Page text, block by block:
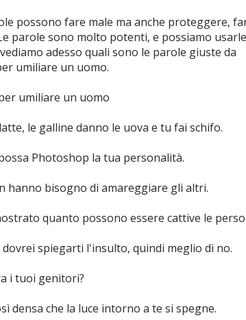
possono fare male ma anche proteggere,
parole sono molto potenti, e possiamo usarle
adesso quali sono le parole giuste da
umiliare un uomo.
umiliare un uomo
le galline danno le uova e tu fai schifo.
Photoshop la tua personalità.
hanno bisogno di amareggiare gli altri.
quanto possono essere cattive le
spiegarti l'insulto, quindi meglio di no.
i tuoi genitori?
densa che la luce intorno a te si spegne.